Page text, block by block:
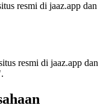
resmi di jaaz.app dan
resmi di jaaz.app dan